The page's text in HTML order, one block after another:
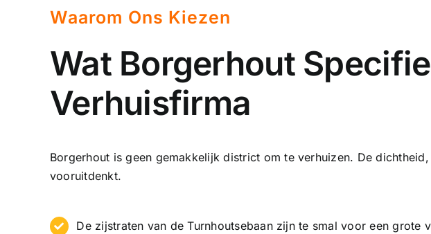
Waarom Ons Kiezen
Wat Borgerhout
Verhuisfirma
Borgerhout is geen gemakkelijk district om te verhuizen. De
vooruitdenkt.
De zijstraten van de Turnhoutsebaan zijn te smal voor een